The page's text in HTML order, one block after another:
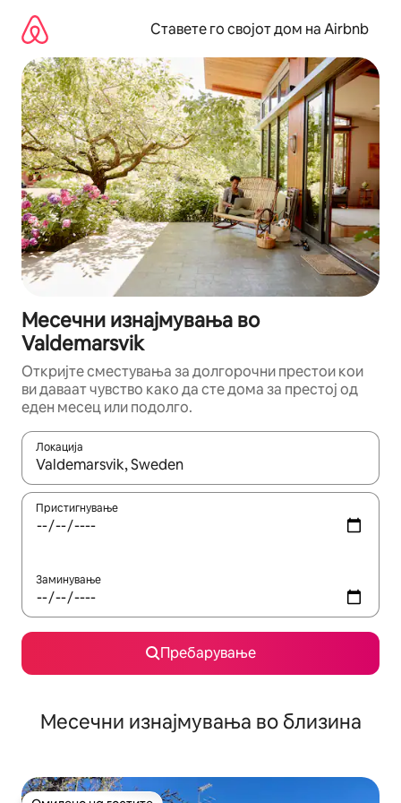
содржина
Ставете го својот дом на Airbnb
Месечни изнајмувања во
Valdemarsvik
Откријте сместувања за долгорочни престои кои
ви даваат чувство како да сте дома за престој од
еден месец или подолго.
Локација
Кога резултатите се достапни, движете се со копчињата
Пристигнување
Заминување
Пребарување
Месечни изнајмувања во близина